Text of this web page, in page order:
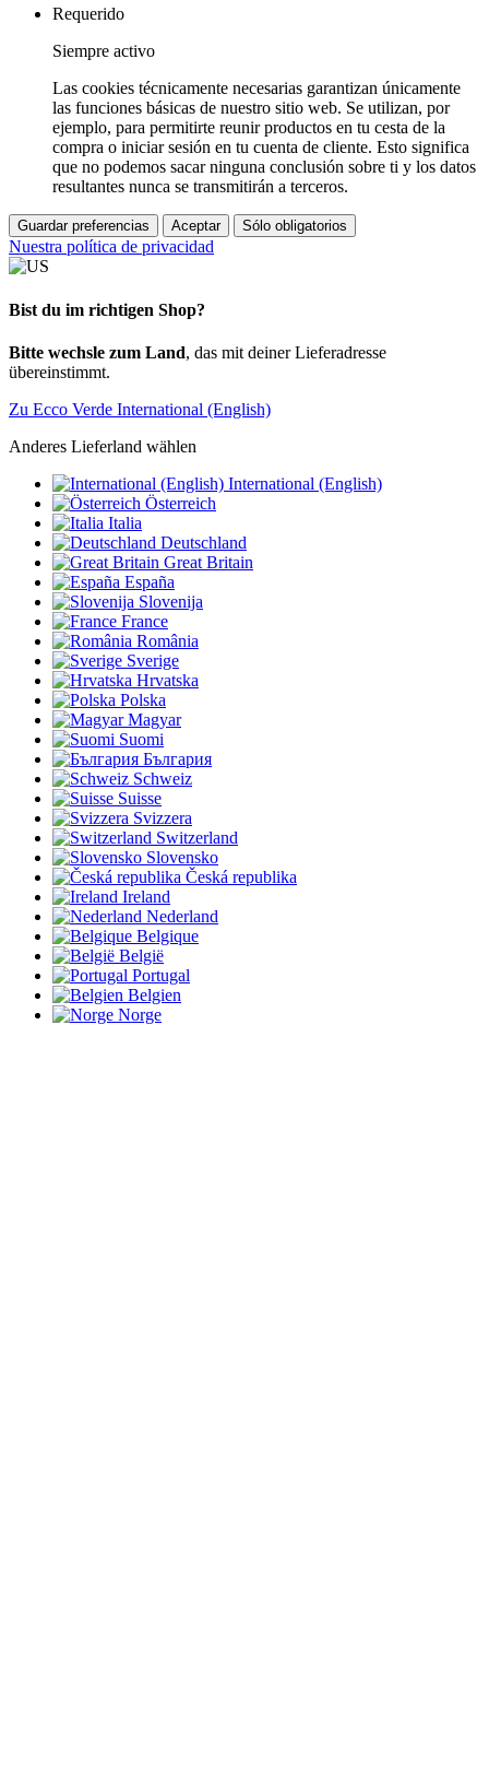
Requerido
Siempre activo
Las cookies técnicamente necesarias garantizan únicamente
las funciones básicas de nuestro sitio web. Se utilizan, por
ejemplo, para permitirte reunir productos en tu cesta de la
compra o iniciar sesión en tu cuenta de cliente. Esto significa
que no podemos sacar ninguna conclusión sobre ti y los datos
resultantes nunca se transmitirán a terceros.
Guardar preferencias Aceptar Sólo obligatorios
Nuestra política de privacidad
Bist du im richtigen Shop?
Bitte wechsle zum Land, das mit deiner Lieferadresse
übereinstimmt.
Zu Ecco Verde International (English)
Anderes Lieferland wählen
International (English)
Österreich
Italia
Deutschland
Great Britain
España
Slovenija
France
România
Sverige
Hrvatska
Polska
Magyar
Suomi
България
Schweiz
Suisse
Svizzera
Switzerland
Slovensko
Česká republika
Ireland
Nederland
Belgique
België
Portugal
Belgien
Norge